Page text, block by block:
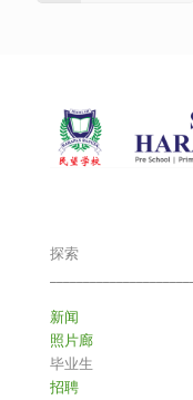
探索
新闻
照片廊
毕业生
招聘